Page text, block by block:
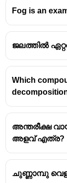
ബ്യൂട്ടെയ്ൻ
ഇവ
അളവിൽ
Fog is an
ജലത്തിൽ
Which
അന്തരീക്ഷ
അളവ് എത്ര?
ചുണ്ണാമ്പു